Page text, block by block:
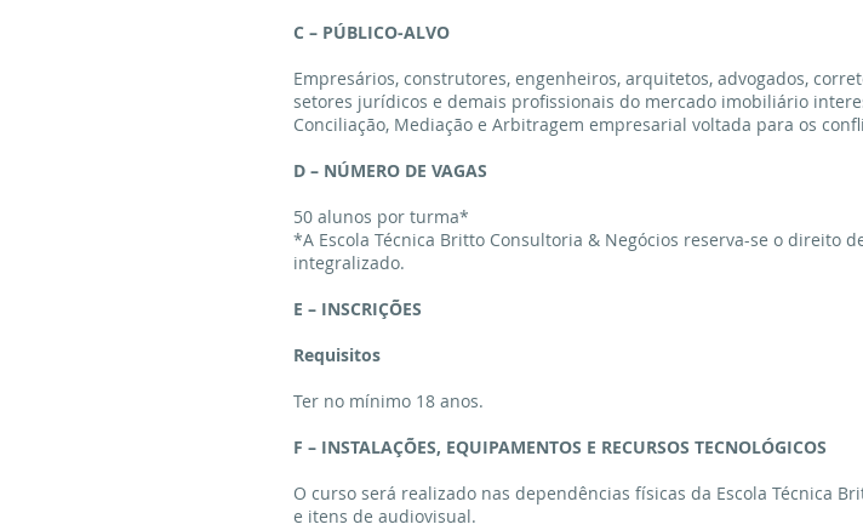
C – PÚBLICO-ALVO
Empresários, construtores, engenheiros, arquitetos, advogados,
setores jurídicos e demais profissionais do mercado imobiliário
Conciliação, Mediação e Arbitragem empresarial voltada para os
D – NÚMERO DE VAGAS
50 alunos por turma*
*A Escola Técnica Britto Consultoria & Negócios reserva-se o direito
integralizado.
E – INSCRIÇÕES
Requisitos
Ter no mínimo 18 anos.
F – INSTALAÇÕES, EQUIPAMENTOS E RECURSOS TECNOLÓGICOS
O curso será realizado nas dependências físicas da Escola Técnica
e itens de audiovisual.